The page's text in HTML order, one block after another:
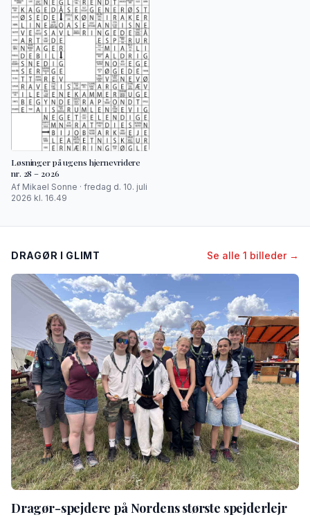
Løsninger på ugens hjernevridere
nr. 28 – 2026
Af Mikael Sonne · fredag d. 10. juli
2026 kl. 16.49
DRAGØR I GLIMT Se alle 1 billeder →
Dragør-spejdere på Nordens største spejderlejr